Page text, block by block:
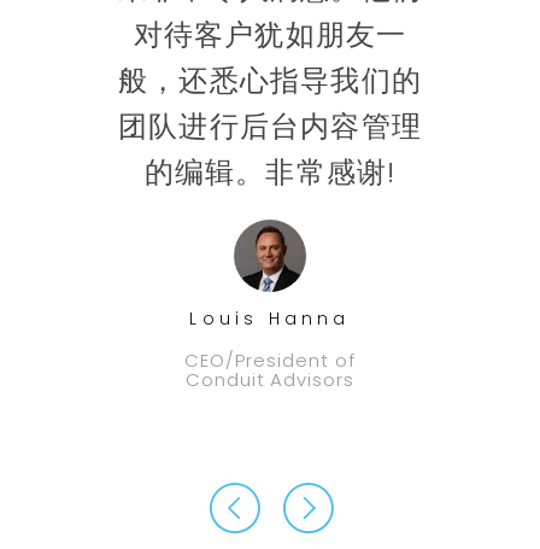
对待客户犹如朋友一
般，还悉心指导我们的
团队进行后台内容管理
的编辑。非常感谢!
Louis Hanna
CEO/President of
Conduit Advisors